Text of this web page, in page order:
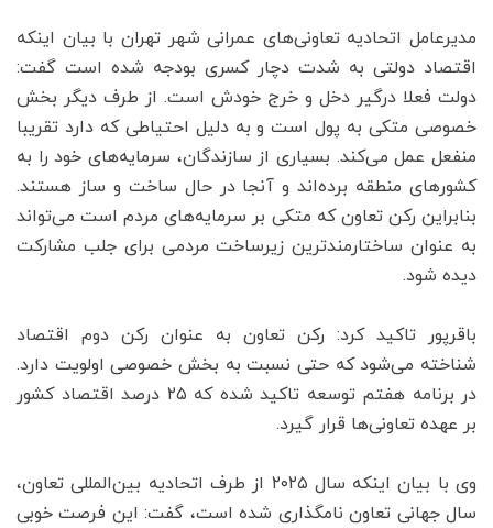
مدیرعامل اتحادیه تعاونی‌های عمرانی شهر تهران با بیان اینکه
اقتصاد دولتی به شدت دچار کسری بودجه شده است گفت:
دولت فعلا درگیر دخل و خرج خودش است. از طرف دیگر بخش
خصوصی متکی به پول است و به دلیل احتیاطی که دارد تقریبا
منفعل عمل می‌کند. بسیاری از سازندگان، سرمایه‌های خود را به
کشورهای منطقه برده‌اند و آنجا در حال ساخت و ساز هستند.
بنابراین رکن تعاون که متکی بر سرمایه‌های مردم است می‌تواند
به عنوان ساختارمندترین زیرساخت مردمی برای جلب مشارکت
دیده شود.
باقرپور تاکید کرد: رکن تعاون به عنوان رکن دوم اقتصاد
شناخته می‌شود که حتی نسبت به بخش خصوصی اولویت دارد.
در برنامه هفتم توسعه تاکید شده که ۲۵ درصد اقتصاد کشور
بر عهده تعاونی‌ها قرار گیرد.
وی با بیان اینکه سال ۲۰۲۵ از طرف اتحادیه بین‌المللی تعاون،
سال جهانی تعاون نامگذاری شده است، گفت: این فرصت خوبی